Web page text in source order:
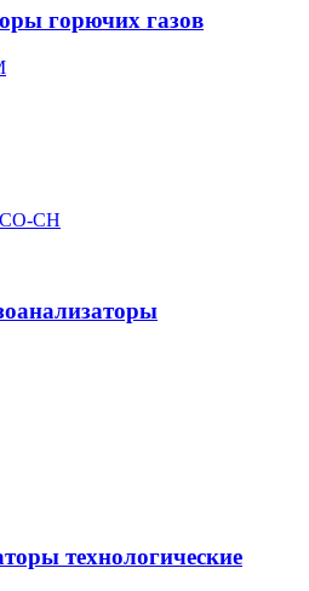
горючих газов
СО-СН
технологические